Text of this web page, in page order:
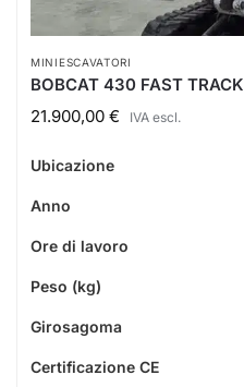
MINIESCAVATORI
BOBCAT 430 FAST TRACK
21.900,00 € IVA escl.
Ubicazione
Anno
Ore di lavoro
Peso (kg)
Girosagoma
Certificazione CE